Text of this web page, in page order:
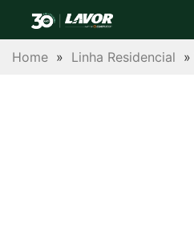
Home » Linha Residencial »